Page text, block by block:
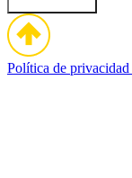
Política de privacidad